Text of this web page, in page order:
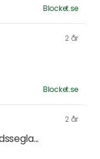
Blocket.se
2 år
Blocket.se
2 år